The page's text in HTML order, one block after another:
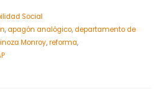
Social
,apagón analógico,departamento de
Monroy,reforma,